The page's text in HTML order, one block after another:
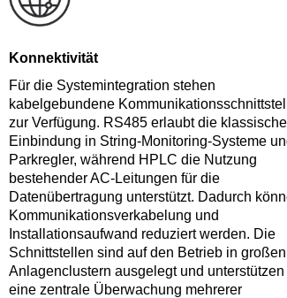
Konnektivität
Für die Systemintegration stehen
kabelgebundene
zur Verfügung. RS485 erlaubt die klassische
Einbindung in String‑Monitoring‑Systeme
Parkregler, während HPLC die Nutzung
bestehender AC‑Leitungen für die
Datenübertragung unterstützt. Dadurch
Kommunikationsverkabelung und
Installationsaufwand reduziert werden. Die
Schnittstellen sind auf den Betrieb in großen
Anlagenclustern ausgelegt und unterstützen
eine zentrale Überwachung mehrerer